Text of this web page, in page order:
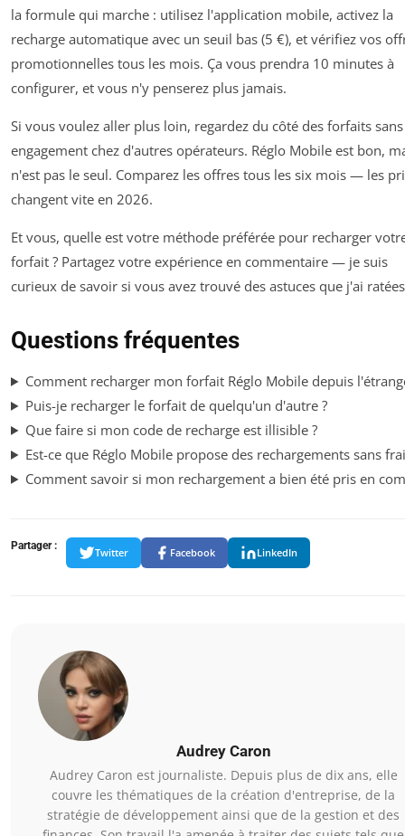
la formule qui marche : utilisez l'application mobile, activez la
recharge automatique avec un seuil bas (5 €), et vérifiez vos
promotionnelles tous les mois. Ça vous prendra 10 minutes à
configurer, et vous n'y penserez plus jamais.
Si vous voulez aller plus loin, regardez du côté des forfaits sans
engagement chez d'autres opérateurs. Réglo Mobile est bon,
n'est pas le seul. Comparez les offres tous les six mois — les
changent vite en 2026.
Et vous, quelle est votre méthode préférée pour recharger
forfait ? Partagez votre expérience en commentaire — je suis
curieux de savoir si vous avez trouvé des astuces que j'ai
Questions fréquentes
Comment recharger mon forfait Réglo Mobile depuis
Puis-je recharger le forfait de quelqu'un d'autre ?
Que faire si mon code de recharge est illisible ?
Est-ce que Réglo Mobile propose des rechargements sans
Comment savoir si mon rechargement a bien été pris en
Partager :
Twitter Facebook LinkedIn
Audrey Caron
Audrey Caron est journaliste. Depuis plus de dix ans, elle
couvre les thématiques de la création d'entreprise, de la
stratégie de développement ainsi que de la gestion et des